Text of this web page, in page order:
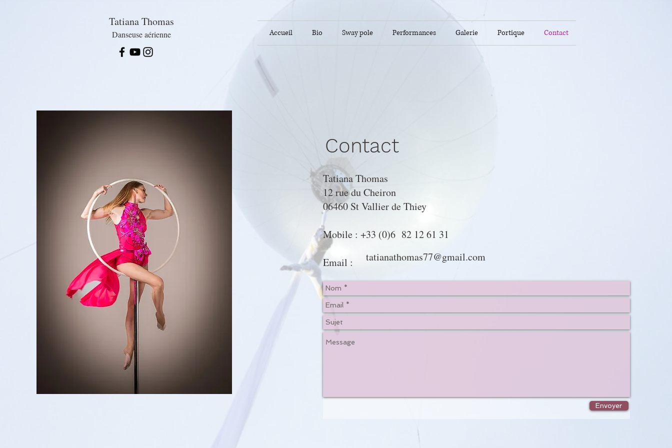
Tatiana Thomas
Danseuse aérienne Accueil Bio Sway pole Performances Galerie Portique Contact
Contact
tatianathomas77@gmail.com
Envoyer
Tatiana Thomas
12 rue du Cheiron
06460 St Vallier de Thiey
Mobile : +33 (0)6 82 12 61 31
Email :